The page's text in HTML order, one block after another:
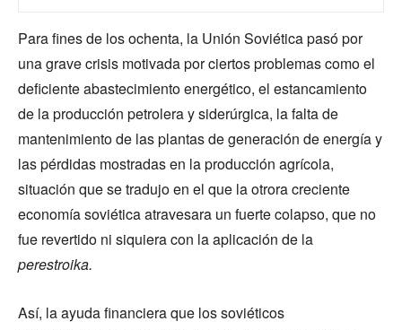
Para fines de los ochenta, la Unión Soviética pasó por
una grave crisis motivada por ciertos problemas como el
deficiente abastecimiento energético, el estancamiento
de la producción petrolera y siderúrgica, la falta de
mantenimiento de las plantas de generación de energía y
las pérdidas mostradas en la producción agrícola,
situación que se tradujo en el que la otrora creciente
economía soviética atravesara un fuerte colapso, que no
fue revertido ni siquiera con la aplicación de la
perestroika.
Así, la ayuda financiera que los soviéticos